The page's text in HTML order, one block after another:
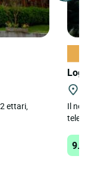
ettari,
Il